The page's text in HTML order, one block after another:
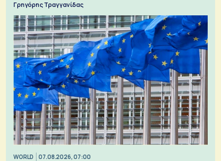
Γρηγόρης Τραγγανίδας
WORLD 07.08.2026, 07:00